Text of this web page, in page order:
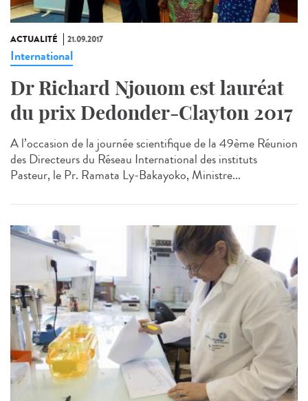
ACTUALITÉ 21.09.2017
International
Dr Richard Njouom est lauréat
du prix Dedonder-Clayton 2017
A l’occasion de la journée scientifique de la 49ème Réunion
des Directeurs du Réseau International des instituts
Pasteur, le Pr. Ramata Ly-Bakayoko, Ministre...